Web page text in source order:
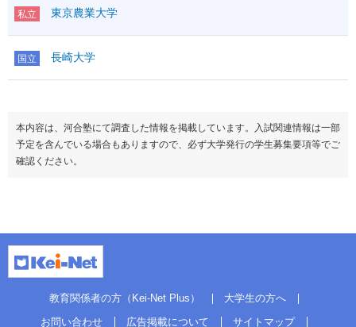
私立 東京農業大学
国立 長崎大学
本内容は、河合塾にて調査した情報を掲載しています。入試関連情報は一部
予定を含んでいる場合もありますので、必ず大学発行の学生募集要項等でご
確認ください。
教育関係者の方（Kei-Net Plus）
大学生の方へ
お問い合わせ
広告掲載について サイトマップ